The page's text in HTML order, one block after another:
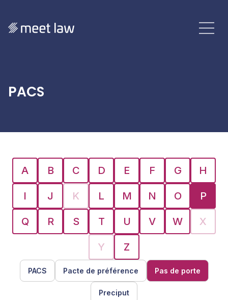
PACS
A B C D E F G H
I J K L M N O P
Q R S T U V W X
Y Z
PACS Pacte de préférence Pas de porte
Preciput